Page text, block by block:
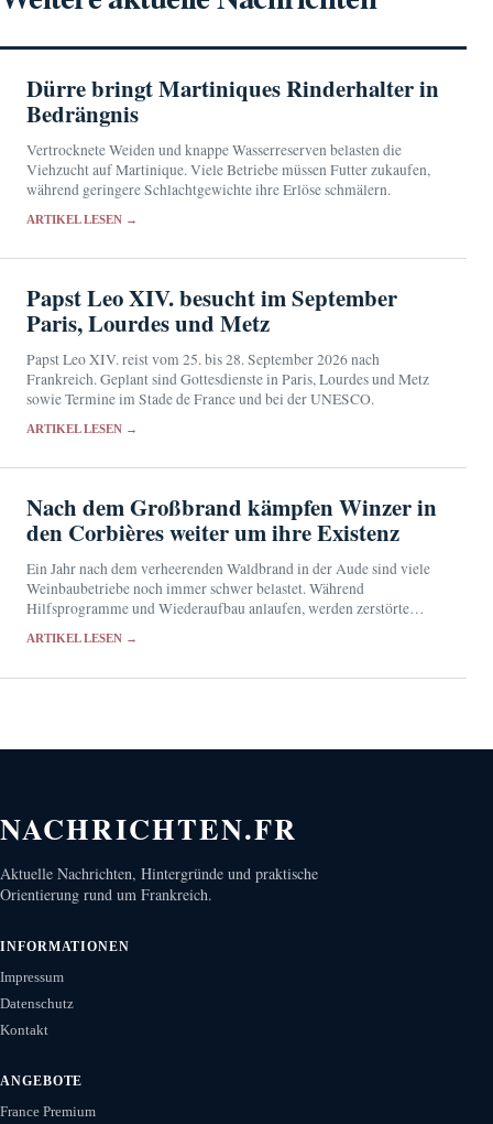
Dürre bringt Martiniques Rinderhalter in
Bedrängnis
Vertrocknete Weiden und knappe Wasserreserven belasten die
Viehzucht auf Martinique. Viele Betriebe müssen Futter zukaufen,
während geringere Schlachtgewichte ihre Erlöse schmälern.
ARTIKEL LESEN →
Papst Leo XIV. besucht im September
Paris, Lourdes und Metz
Papst Leo XIV. reist vom 25. bis 28. September 2026 nach
Frankreich. Geplant sind Gottesdienste in Paris, Lourdes und Metz
sowie Termine im Stade de France und bei der UNESCO.
ARTIKEL LESEN →
Nach dem Großbrand kämpfen Winzer in
den Corbières weiter um ihre Existenz
Ein Jahr nach dem verheerenden Waldbrand in der Aude sind viele
Weinbaubetriebe noch immer schwer belastet. Während
Hilfsprogramme und Wiederaufbau anlaufen, werden zerstörte
beschäftigen.
ARTIKEL LESEN →
NACHRICHTEN.FR
Aktuelle Nachrichten, Hintergründe und praktische
Orientierung rund um Frankreich.
INFORMATIONEN
Impressum
Datenschutz
Kontakt
ANGEBOTE
France Premium